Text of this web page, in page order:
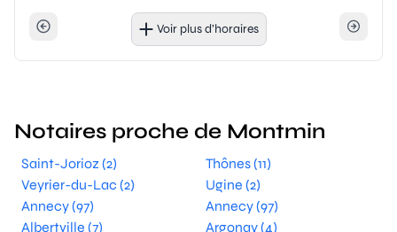
Voir plus d’horaires
Notaires proche de Montmin
Saint-Jorioz (2)
Thônes (11)
Veyrier-du-Lac (2)
Ugine (2)
Annecy (97)
Annecy (97)
Albertville (7)
Argonay (4)